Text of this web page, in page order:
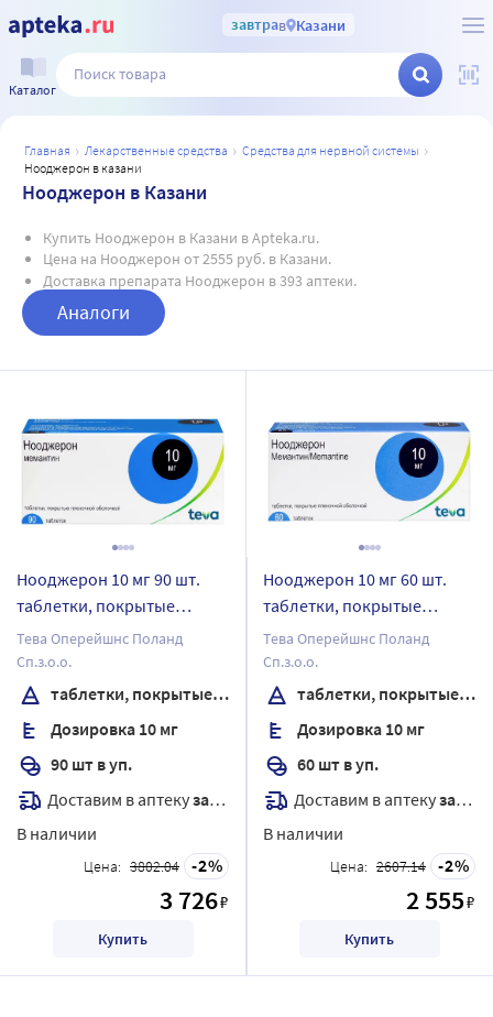
завтрав Казани
Каталог
главная лекарственные средства
средства для нервной системы
нооджерон в казани
Нооджерон в Казани
Купить Нооджерон в Казани в Apteka.ru.
Цена на Нооджерон от 2555 руб. в Казани.
Доставка препарата Нооджерон в 393 аптеки.
Аналоги
Нооджерон 10 мг 90 шт.
таблетки, покрытые
пленочной оболочкой
Тева Оперейшнс Поланд
Сп.з.о.о.
таблетки, покрытые пленочной оболочкой
Дозировка 10 мг
90 шт в уп.
Доставим в аптекузавтра
В наличии
Цена: 3802.04 2
3 726₽
Купить
Нооджерон 10 мг 60 шт.
таблетки, покрытые
пленочной оболочкой
Тева Оперейшнс Поланд
Сп.з.о.о.
таблетки, покрытые пленочной оболочкой
Дозировка 10 мг
60 шт в уп.
Доставим в аптекузавтра
В наличии
Цена: 2607.14 2
2 555₽
Купить